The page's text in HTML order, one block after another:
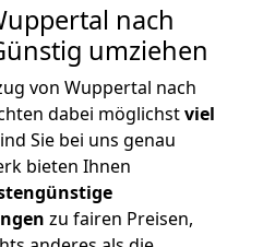
nach
umziehen
von Wuppertal nach
dabei möglichstviel
Sie bei uns genau
bieten Ihnen
zu fairen Preisen,